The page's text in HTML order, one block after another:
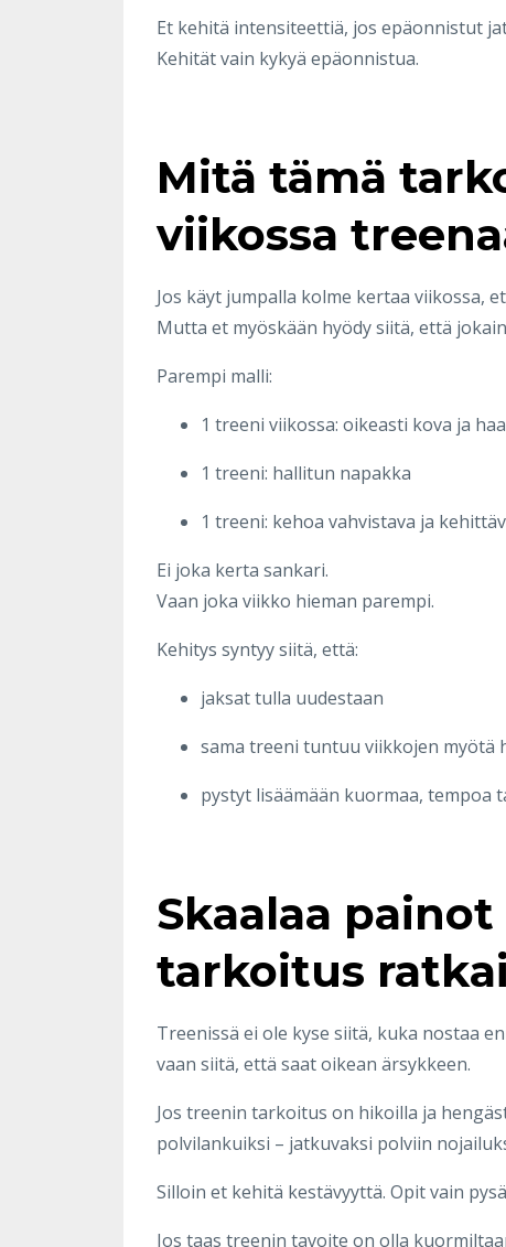
Et kehitä intensiteettiä, jos epäonnistut
Kehität vain kykyä epäonnistua.
Mitä tämä
viikossa
Jos käyt jumpalla kolme kertaa viikossa,
Mutta et myöskään hyödy siitä, että
Parempi malli:
1 treeni viikossa: oikeasti kova ja
1 treeni: hallitun napakka
1 treeni: kehoa vahvistava ja
Ei joka kerta sankari.
Vaan joka viikko hieman parempi.
Kehitys syntyy siitä, että:
jaksat tulla uudestaan
sama treeni tuntuu viikkojen myötä
pystyt lisäämään kuormaa, tempoa
Skaalaa
tarkoitus
Treenissä ei ole kyse siitä, kuka nostaa
vaan siitä, että saat oikean ärsykkeen.
Jos treenin tarkoitus on hikoilla ja
polvilankuiksi – jatkuvaksi polviin
Silloin et kehitä kestävyyttä. Opit vain
Jos taas treenin tavoite on olla